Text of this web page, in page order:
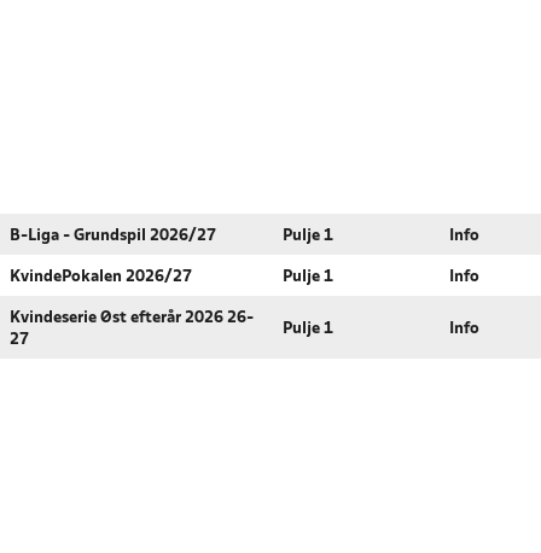
B-Liga - Grundspil 2026/27 Pulje 1 Info
KvindePokalen 2026/27 Pulje 1 Info
Kvindeserie Øst efterår 2026 26-
27
Pulje 1 Info